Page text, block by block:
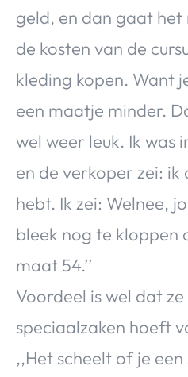
geld, en dan gaat het
de kosten van de
kleding kopen. Want
een maatje minder.
wel weer leuk. Ik was
en de verkoper zei:
hebt. Ik zei: Welnee,
bleek nog te kloppen
maat 54.’’
Voordeel is wel dat
speciaalzaken hoeft
,,Het scheelt of je